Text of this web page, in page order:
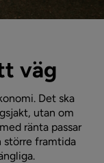
väg
Det ska
utan om
ränta passar
större framtida